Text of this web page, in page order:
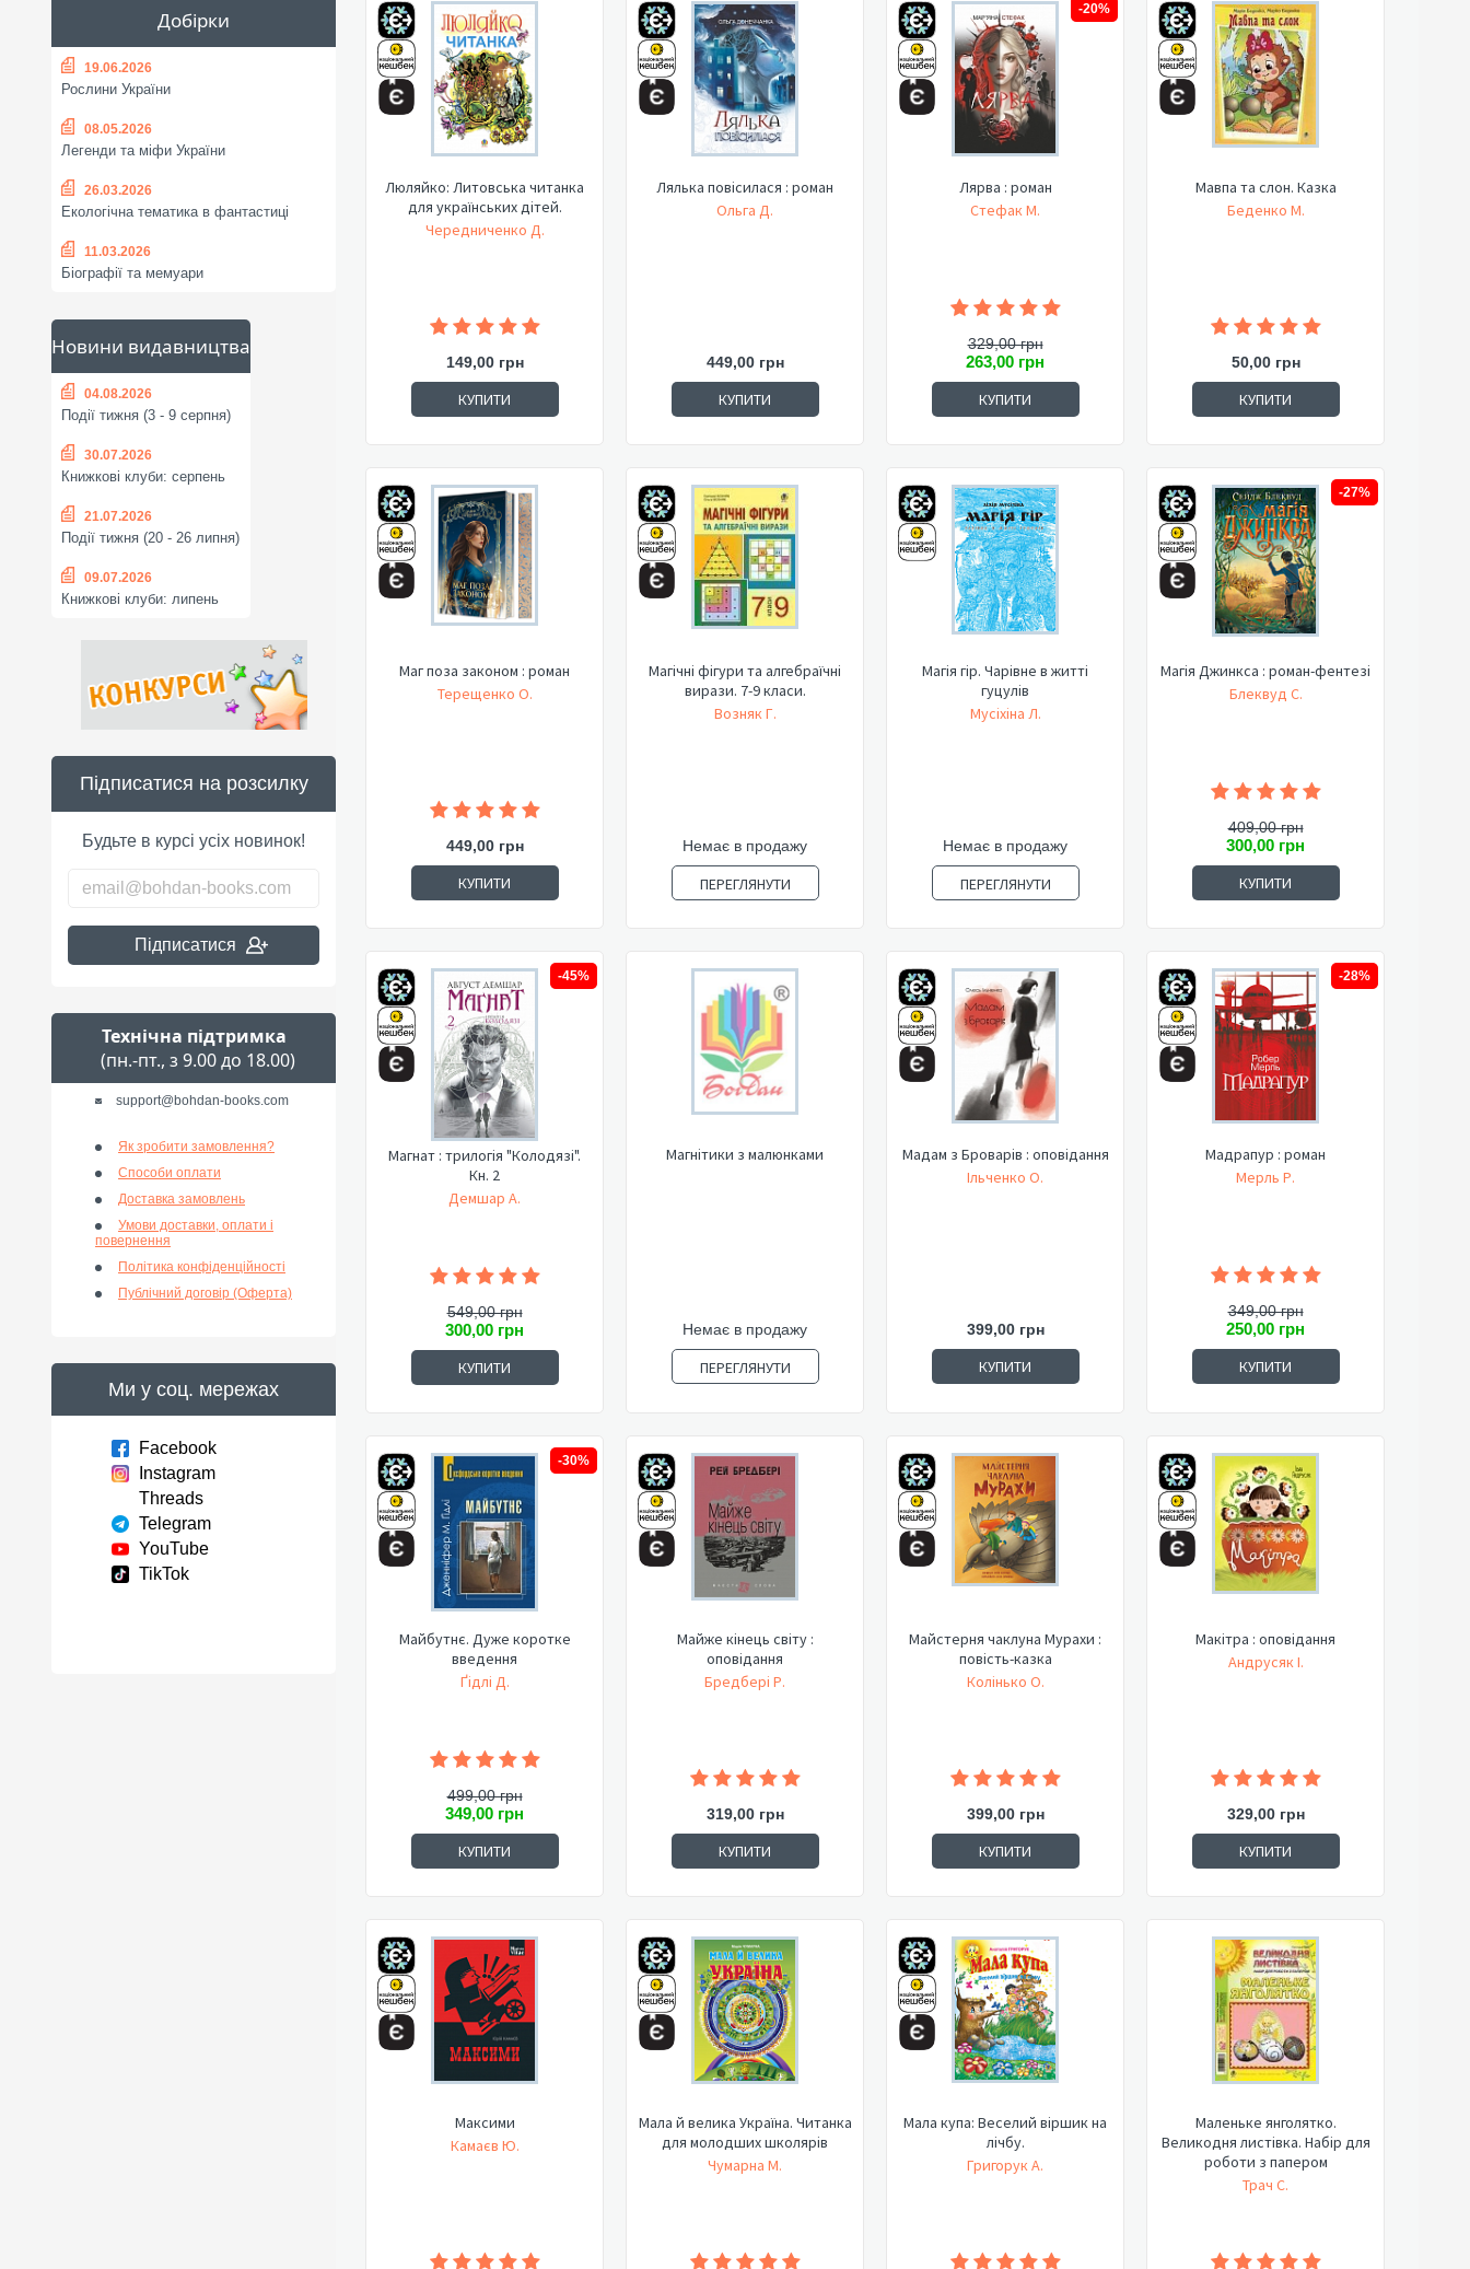
Добірки
19.06.2026
Рослини України
08.05.2026
Легенди та міфи України
26.03.2026
Екологічна тематика в фантастиці
11.03.2026
Біографії та мемуари
Новини видавництва
04.08.2026
Події тижня (3 - 9 серпня)
30.07.2026
Книжкові клуби: серпень
21.07.2026
Події тижня (20 - 26 липня)
09.07.2026
Книжкові клуби: липень
Підписатися на розсилку
Будьте в курсі усіх новинок!
Підписатися
Технічна підтримка
(пн.-пт., з 9.00 до 18.00)
support@bohdan-books.com
Як зробити замовлення?
Способи оплати
Доставка замовлень
Умови доставки, оплати і
повернення
Політика конфіденційності
Публічний договір (Оферта)
Ми у соц. мережах
Facebook
Instagram
Threads
Telegram
YouTube
TikTok
Люляйко: Литовська читанка
для українських дітей.
Чередниченко Д.
149,00 грн
КУПИТИ
Лялька повісилася : роман
Ольга Д.
449,00 грн
КУПИТИ
-20%
Лярва : роман
Стефак М.
329,00 грн
263,00 грн
КУПИТИ
Мавпа та слон. Казка
Беденко М.
50,00 грн
КУПИТИ
Маг поза законом : роман
Терещенко О.
449,00 грн
КУПИТИ
Магічні фігури та алгебраїчні
вирази. 7-9 класи.
Возняк Г.
Немає в продажу
ПЕРЕГЛЯНУТИ
Магія гір. Чарівне в житті
гуцулів
Мусіхіна Л.
Немає в продажу
ПЕРЕГЛЯНУТИ
-27%
Магія Джинкса : роман-фентезі
Блеквуд С.
409,00 грн
300,00 грн
КУПИТИ
-45%
Магнат : трилогія "Колодязі".
Кн. 2
Демшар А.
549,00 грн
300,00 грн
КУПИТИ
Магнітики з малюнками
Немає в продажу
ПЕРЕГЛЯНУТИ
Мадам з Броварів : оповідання
Ільченко О.
399,00 грн
КУПИТИ
-28%
Мадрапур : роман
Мерль Р.
349,00 грн
250,00 грн
КУПИТИ
-30%
Майбутнє. Дуже коротке
введення
Ґідлі Д.
499,00 грн
349,00 грн
КУПИТИ
Майже кінець світу :
оповідання
Бредбері Р.
319,00 грн
КУПИТИ
Майстерня чаклуна Мурахи :
повість-казка
Колінько О.
399,00 грн
КУПИТИ
Макітра : оповідання
Андрусяк І.
329,00 грн
КУПИТИ
Максими
Камаєв Ю.
Мала й велика Україна. Читанка
для молодших школярів
Чумарна М.
Мала купа: Веселий віршик на
лічбу.
Григорук А.
Маленьке янголятко.
Великодня листівка. Набір для
роботи з папером
Трач С.